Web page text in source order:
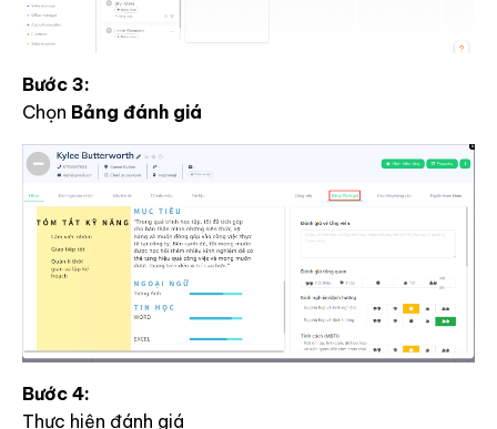
Bước 3:
Chọn Bảng đánh giá
Bước 4:
Thực hiện đánh giá